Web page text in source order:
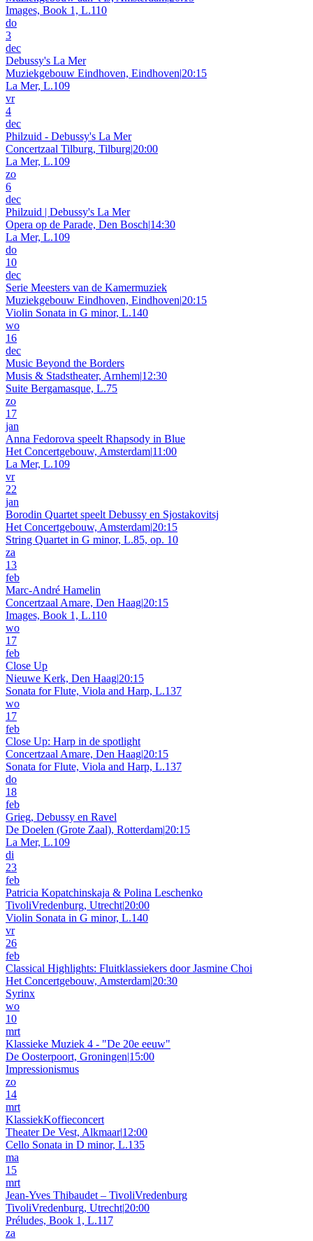
Images, Book 1, L.110
do
3
dec
Debussy's La Mer
Muziekgebouw Eindhoven, Eindhoven|20:15
La Mer, L.109
vr
4
dec
Philzuid - Debussy's La Mer
Concertzaal Tilburg, Tilburg|20:00
La Mer, L.109
zo
6
dec
Philzuid | Debussy's La Mer
Opera op de Parade, Den Bosch|14:30
La Mer, L.109
do
10
dec
Serie Meesters van de Kamermuziek
Muziekgebouw Eindhoven, Eindhoven|20:15
Violin Sonata in G minor, L.140
wo
16
dec
Music Beyond the Borders
Musis & Stadstheater, Arnhem|12:30
Suite Bergamasque, L.75
zo
17
jan
Anna Fedorova speelt Rhapsody in Blue
Het Concertgebouw, Amsterdam|11:00
La Mer, L.109
vr
22
jan
Borodin Quartet speelt Debussy en Sjostakovitsj
Het Concertgebouw, Amsterdam|20:15
String Quartet in G minor, L.85, op. 10
za
13
feb
Marc-André Hamelin
Concertzaal Amare, Den Haag|20:15
Images, Book 1, L.110
wo
17
feb
Close Up
Nieuwe Kerk, Den Haag|20:15
Sonata for Flute, Viola and Harp, L.137
wo
17
feb
Close Up: Harp in de spotlight
Concertzaal Amare, Den Haag|20:15
Sonata for Flute, Viola and Harp, L.137
do
18
feb
Grieg, Debussy en Ravel
De Doelen (Grote Zaal), Rotterdam|20:15
La Mer, L.109
di
23
feb
Patricia Kopatchinskaja & Polina Leschenko
TivoliVredenburg, Utrecht|20:00
Violin Sonata in G minor, L.140
vr
26
feb
Classical Highlights: Fluitklassiekers door Jasmine Choi
Het Concertgebouw, Amsterdam|20:30
Syrinx
wo
10
mrt
Klassieke Muziek 4 - "De 20e eeuw"
De Oosterpoort, Groningen|15:00
Impressionismus
zo
14
mrt
KlassiekKoffieconcert
Theater De Vest, Alkmaar|12:00
Cello Sonata in D minor, L.135
ma
15
mrt
Jean-Yves Thibaudet – TivoliVredenburg
TivoliVredenburg, Utrecht|20:00
Préludes, Book 1, L.117
za